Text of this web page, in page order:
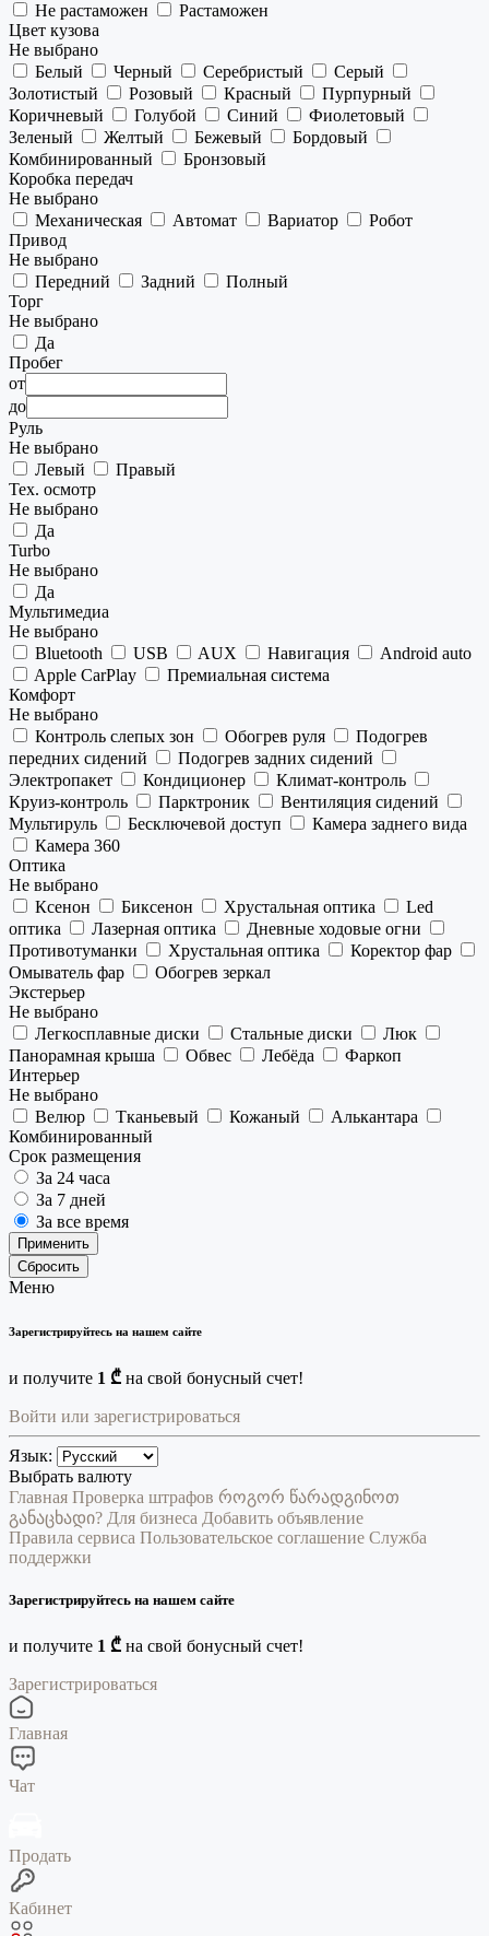
Не растаможен
Растаможен
Цвет кузова
Не выбрано
Белый
Черный Серебристый
Серый
Золотистый
Розовый Красный
Пурпурный
Коричневый
Голубой Синий
Фиолетовый
Зеленый
Желтый Бежевый
Бордовый
Комбинированный
Бронзовый
Коробка передач
Не выбрано
Механическая
Автомат Вариатор
Робот
Привод
Не выбрано
Передний
Задний
Полный
Торг
Не выбрано
Да
Пробег
от
до
Руль
Не выбрано
Левый
Правый
Тех. осмотр
Не выбрано
Да
Turbo
Не выбрано
Да
Мультимедиа
Не выбрано
Bluetooth
USB AUX Навигация
Android auto
Apple CarPlay
Премиальная система
Комфорт
Не выбрано
Контроль слепых зон
Обогрев руля
Подогрев
передних сидений
Подогрев задних сидений
Электропакет
Кондиционер
Климат-контроль
Круиз-контроль
Парктроник
Вентиляция сидений
Мультируль
Бесключевой доступ
Камера заднего вида
Камера 360
Оптика
Не выбрано
Ксенон
Биксенон Хрустальная оптика
Led
оптика
Лазерная оптика
Дневные ходовые огни
Противотуманки
Хрустальная оптика
Коректор фар
Омыватель фар
Обогрев зеркал
Экстерьер
Не выбрано
Легкосплавные диски
Стальные диски
Люк
Панорамная крыша
Обвес Лебёда
Фаркоп
Интерьер
Не выбрано
Велюр
Тканьевый Кожаный
Алькантара
Комбинированный
Срок размещения
За 24 часа
За 7 дней
За все время
Применить
Сбросить
Меню
Зарегистрируйтесь на нашем сайте
и получите 1 ₾ на свой бонусный счет!
Войти или зарегистрироваться
Язык:
Выбрать валюту
Главная Проверка штрафов როგორ წარადგინოთ
განაცხადი? Для бизнеса Добавить объявление
Правила сервиса Пользовательское соглашение Служба
поддержки
Зарегистрируйтесь на нашем сайте
и получите 1 ₾ на свой бонусный счет!
Зарегистрироваться
Главная
Чат
Продать
Кабинет